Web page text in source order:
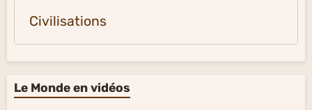
Civilisations
Le Monde en vidéos